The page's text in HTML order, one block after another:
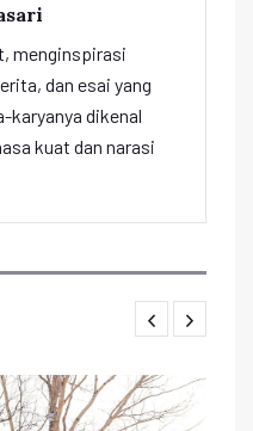
menginspirasi
dan esai yang
karyanya dikenal
kuat dan narasi